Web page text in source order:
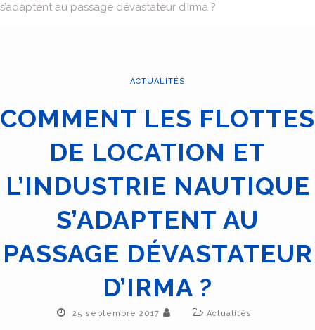
s’adaptent au passage dévastateur d’Irma ?
ACTUALITÉS
COMMENT LES FLOTTES
DE LOCATION ET
L’INDUSTRIE NAUTIQUE
S’ADAPTENT AU
PASSAGE DÉVASTATEUR
D’IRMA ?
25 septembre 2017 Actualités